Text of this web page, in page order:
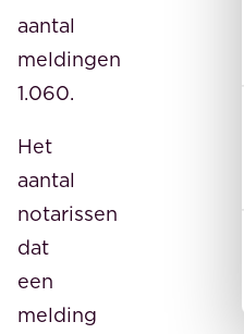
aantal
meldingen
1.060.
Het
aantal
notarissen
dat
een
melding